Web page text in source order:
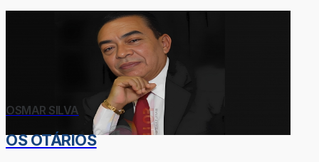
OSMAR SILVA
OS OTÁRIOS